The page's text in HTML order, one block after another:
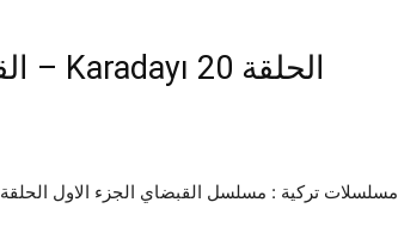
القبضاي – Karadayı الحلقة 20
مسلسلات تركية : مسلسل القبضاي الجزء الاول الحلقة 20 مترجم